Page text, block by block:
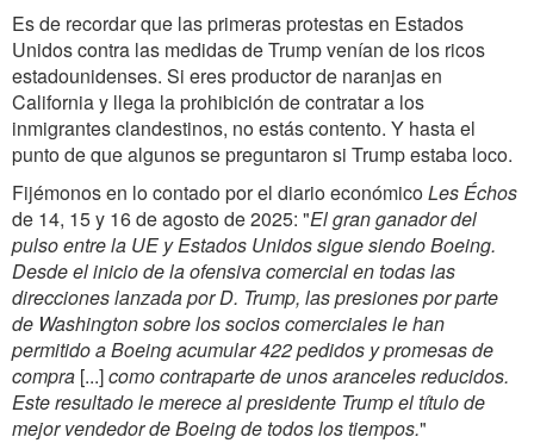
Es de recordar que las primeras protestas en Estados
Unidos contra las medidas de Trump venían de los ricos
estadounidenses. Si eres productor de naranjas en
California y llega la prohibición de contratar a los
inmigrantes clandestinos, no estás contento. Y hasta el
punto de que algunos se preguntaron si Trump estaba loco.
Fijémonos en lo contado por el diario económicoLes Échos
de 14, 15 y 16 de agosto de 2025: "El gran ganador del
pulso entre la UE y Estados Unidos sigue siendo Boeing.
Desde el inicio de la ofensiva comercial en todas las
direcciones lanzada por D. Trump, las presiones por parte
de Washington sobre los socios comerciales le han
permitido a Boeing acumular 422 pedidos y promesas de
compra [...]como contraparte deunos arancelesreducidos.
Este resultado le merece al presidente Trump el título de
mejor vendedor de Boeing de todos los tiempos."